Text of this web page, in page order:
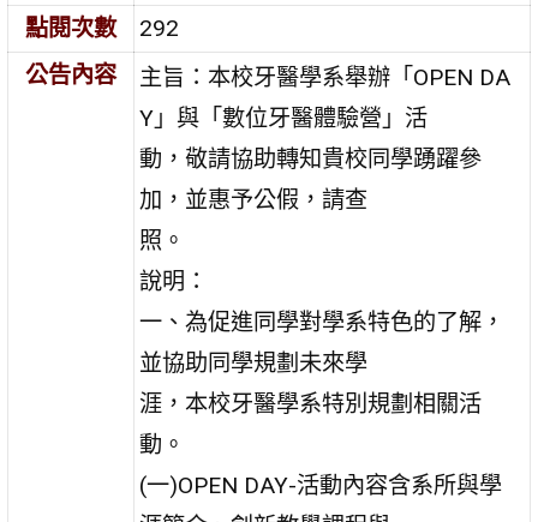
點閱次數
292
公告內容
主旨：本校牙醫學系舉辦「OPEN DA
Y」與「數位牙醫體驗營」活
動，敬請協助轉知貴校同學踴躍參
加，並惠予公假，請查
照。
說明：
一、為促進同學對學系特色的了解，
並協助同學規劃未來學
涯，本校牙醫學系特別規劃相關活
動。
(一)OPEN DAY-活動內容含系所與學